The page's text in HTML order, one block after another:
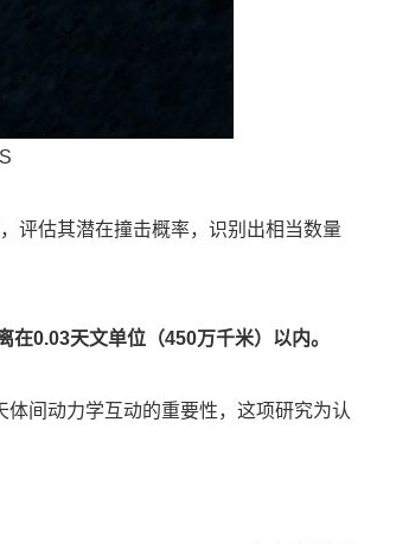
评估其潜在撞击概率，识别出相当数量
0.03天文单位（450万千米）以内。
间动力学互动的重要性，这项研究为认